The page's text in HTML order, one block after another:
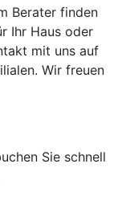
Berater finden
Ihr Haus oder
mit uns auf
Wir freuen
Sie schnell